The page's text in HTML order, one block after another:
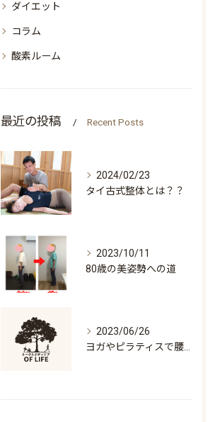
ダイエット
コラム
酸素ルーム
最近の投稿 Recent Posts
2024/02/23
タイ古式整体とは？？
2023/10/11
80歳の美姿勢への道
2023/06/26